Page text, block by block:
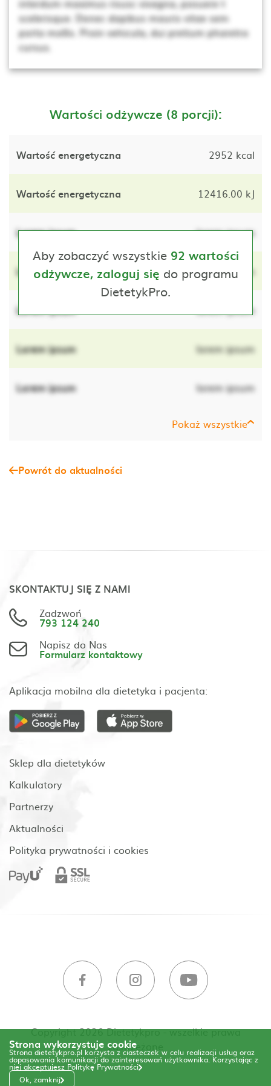
interdum maximus risusc vivagna, posuere t
scelerisque. Donec dapibus mauris vitae sem
porta mollis. Proin vehicula, dui pretium pharetra
cursus.
Wartości odżywcze (8 porcji):
Wartość energetyczna 2952 kcal
Wartość energetyczna 12416.00 kJ
Lorem ipsum lorem ipsum
Lorem ipsum lorem ipsum
Lorem ipsum lorem ipsum
Lorem ipsum lorem ipsum
Lorem ipsum lorem ipsum
Pokaż wszystkie
Aby zobaczyć wszystkie 92 wartości
odżywcze, zaloguj się do programu
DietetykPro.
Powrót do aktualności
SKONTAKTUJ SIĘ Z NAMI
Zadzwoń
793 124 240
Napisz do Nas
Formularz kontaktowy
Aplikacja mobilna dla dietetyka i pacjenta:
Sklep dla dietetyków
Kalkulatory
Partnerzy
Aktualności
Polityka prywatności i cookies
Copyright 2026 Dietetykpro - wszelkie prawa
zastrzeżone
Strona wykorzystuje cookie
Strona dietetykpro.pl korzysta z ciasteczek w celu realizacji usług oraz
dopasowania komunikacji do zainteresowań użytkownika. Korzystając z
niej akceptujesz Politykę Prywatności
Ok, zamknij